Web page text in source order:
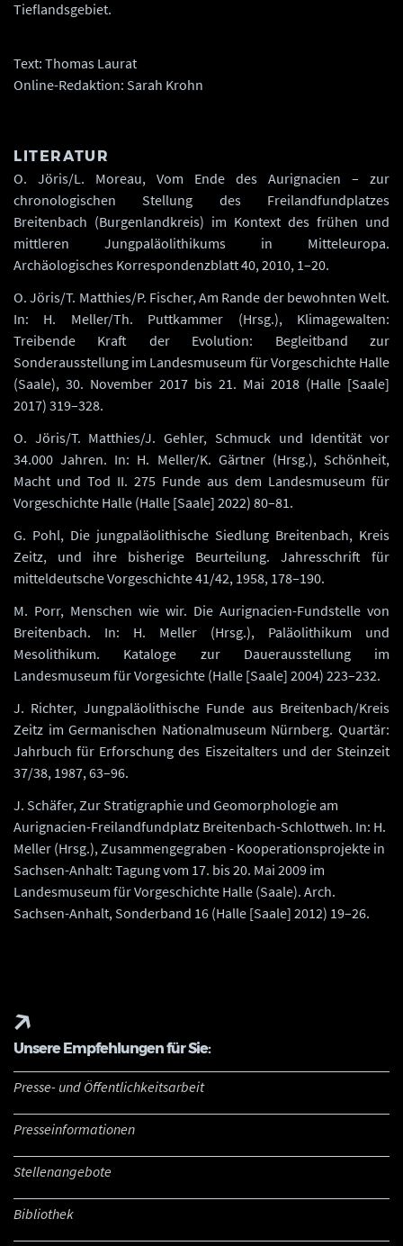
Tieflandsgebiet.
Text: Thomas Laurat
Online-Redaktion: Sarah Krohn
LITERATUR
O. Jöris/L. Moreau, Vom Ende des Aurignacien – zur
chronologischen Stellung des Freilandfundplatzes
Breitenbach (Burgenlandkreis) im Kontext des frühen und
mittleren Jungpaläolithikums in Mitteleuropa.
Archäologisches Korrespondenzblatt 40, 2010, 1–20.
O. Jöris/T. Matthies/P. Fischer, Am Rande der bewohnten Welt.
In: H. Meller/Th. Puttkammer (Hrsg.), Klimagewalten:
Treibende Kraft der Evolution: Begleitband zur
Sonderausstellung im Landesmuseum für Vorgeschichte Halle
(Saale), 30. November 2017 bis 21. Mai 2018 (Halle [Saale]
2017) 319–328.
O. Jöris/T. Matthies/J. Gehler, Schmuck und Identität vor
34.000 Jahren. In: H. Meller/K. Gärtner (Hrsg.), Schönheit,
Macht und Tod II. 275 Funde aus dem Landesmuseum für
Vorgeschichte Halle (Halle [Saale] 2022) 80–81.
G. Pohl, Die jungpaläolithische Siedlung Breitenbach, Kreis
Zeitz, und ihre bisherige Beurteilung. Jahresschrift für
mitteldeutsche Vorgeschichte 41/42, 1958, 178–190.
M. Porr, Menschen wie wir. Die Aurignacien-Fundstelle von
Breitenbach. In: H. Meller (Hrsg.), Paläolithikum und
Mesolithikum. Kataloge zur Dauerausstellung im
Landesmuseum für Vorgesichte (Halle [Saale] 2004) 223–232.
J. Richter, Jungpaläolithische Funde aus Breitenbach/Kreis
Zeitz im Germanischen Nationalmuseum Nürnberg. Quartär:
Jahrbuch für Erforschung des Eiszeitalters und der Steinzeit
37/38, 1987, 63–96.
J. Schäfer, Zur Stratigraphie und Geomorphologie am
Aurignacien-Freilandfundplatz Breitenbach-Schlottweh. In: H.
Meller (Hrsg.), Zusammengegraben - Kooperationsprojekte in
Sachsen-Anhalt: Tagung vom 17. bis 20. Mai 2009 im
Landesmuseum für Vorgeschichte Halle (Saale). Arch.
Sachsen-Anhalt, Sonderband 16 (Halle [Saale] 2012) 19–26.
Unsere Empfehlungen für Sie:
Presse- und Öffentlichkeitsarbeit
Presseinformationen
Stellenangebote
Bibliothek